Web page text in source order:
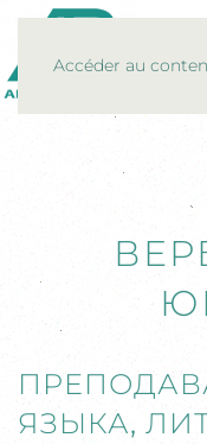
Accéder au
ЯЗЫКА,